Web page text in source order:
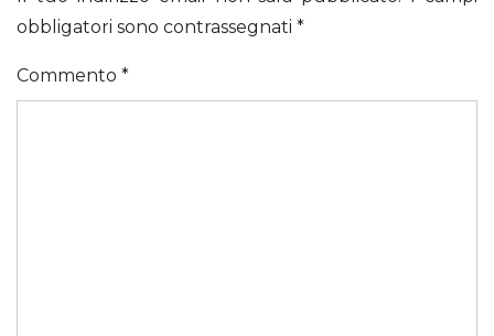
obbligatori sono contrassegnati *
Commento *